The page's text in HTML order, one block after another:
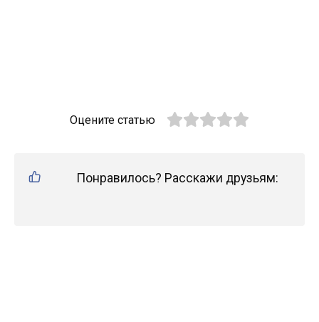
Оцените статью
Понравилось? Расскажи друзьям: